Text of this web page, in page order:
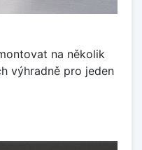
na několik
výhradně pro jeden